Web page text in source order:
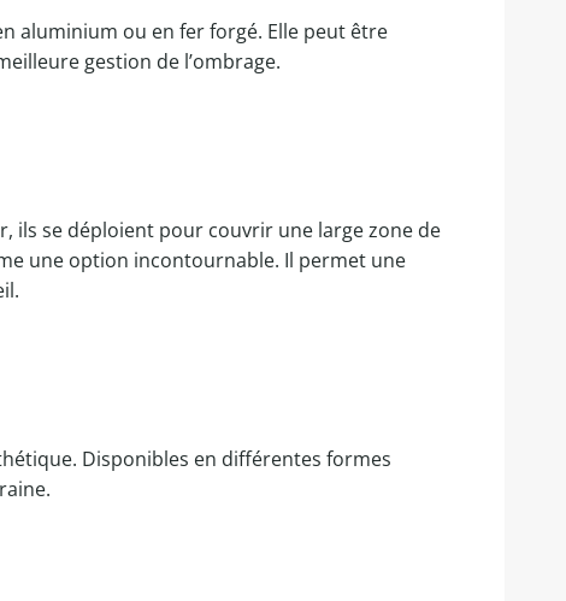
aluminium ou en fer forgé. Elle peut être
gestion de l’ombrage.
ils se déploient pour couvrir une large zone de
une option incontournable. Il permet une
Disponibles en différentes formes